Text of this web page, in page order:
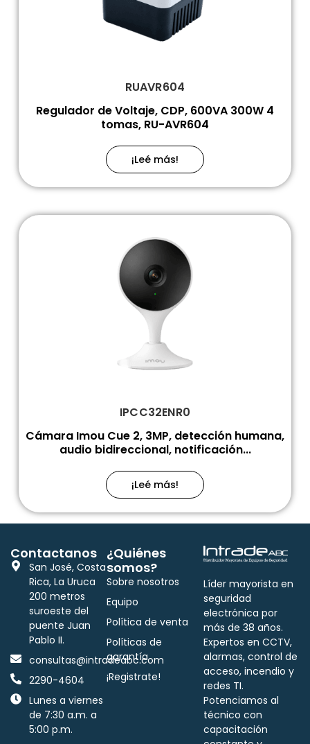
RUAVR604
Regulador de Voltaje, CDP, 600VA 300W 4
tomas, RU-AVR604
¡Leé más!
IPCC32ENR0
Cámara Imou Cue 2, 3MP, detección humana,
audio bidireccional, notificación...
¡Leé más!
Líder mayorista en
seguridad
electrónica por
más de 38 años.
Expertos en CCTV,
alarmas, control de
acceso, incendio y
redes TI.
Potenciamos al
técnico con
capacitación
¿Quiénes
somos?
Sobre nosotros
Equipo
Política de venta
Políticas de
garantía
¡Registrate!
Contactanos
San José, Costa
Rica, La Uruca
200 metros
suroeste del
puente Juan
Pablo II.
consultas@intradeabc.com
2290-4604
Lunes a viernes
de 7:30 a.m. a
5:00 p.m.